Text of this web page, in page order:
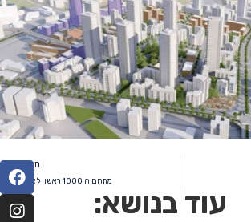
הבא
מתחם ה 1000 ראשון לציון
עוד בנושא: